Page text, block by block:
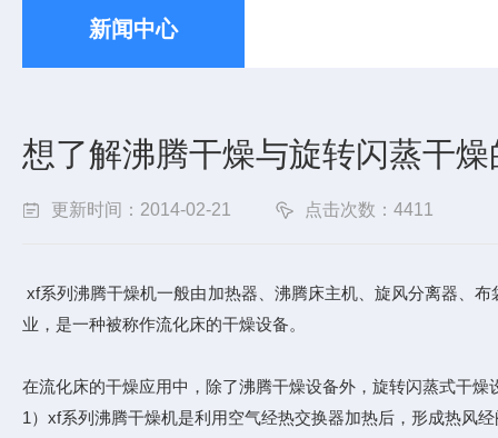
新闻中心
想了解沸腾干燥与旋转闪蒸干
更新时间：2014-02-21 点击次数：4411
xf系列沸腾干燥机一般由加热器、沸腾床主机、旋风分离器、
业，是一种被称作流化床的干燥设备。
在流化床的干燥应用中，除了沸腾干燥设备外，旋转闪蒸式干
1）xf系列沸腾干燥机是利用空气经热交换器加热后，形成热风